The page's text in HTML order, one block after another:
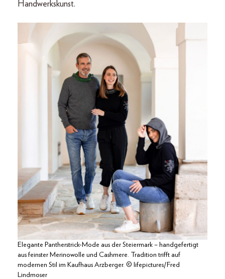
Handwerkskunst.
Elegante Pantherstrick-Mode aus der Steiermark – handgefertigt
aus feinster Merinowolle und Cashmere. Tradition trifft auf
modernen Stil im Kaufhaus Arzberger. © lifepictures/Fred
Lindmoser